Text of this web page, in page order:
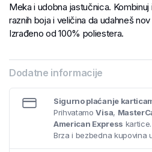
Meka i udobna jastučnica.
raznih boja i veličina da udahneš
Izrađeno od 100% poliestera.
Dodatne informacije
Sigurno plaćanje
PrihvatamoVisa,
American Express kartice.
Brza i bezbedna kupovina